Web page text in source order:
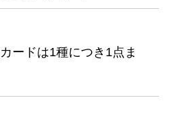
ードは1種につき1点ま